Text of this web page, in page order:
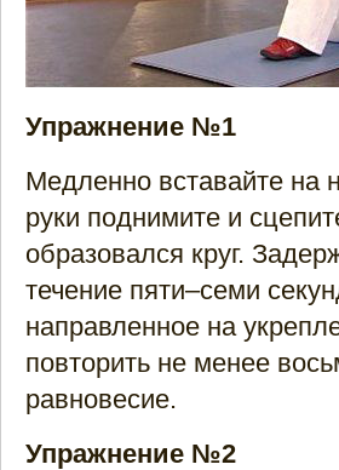
Упражнение №1
Медленно вставайте на
руки поднимите и
образовался круг.
течение пяти–семи
направленное на
повторить не менее
равновесие.
Упражнение №2